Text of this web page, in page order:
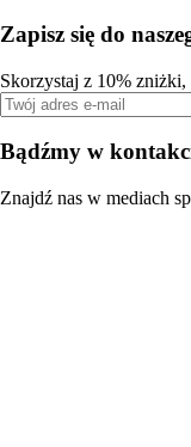
Zapisz się do
Skorzystaj z 10% zniżki,
Bądźmy w
Znajdź nas w mediach